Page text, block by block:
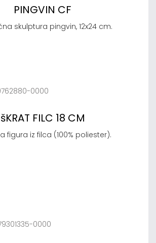
PINGVIN CF
skulptura pingvin, 12x24 cm.
šKRAT FILC 18 CM
figura iz filca (100% poliester).